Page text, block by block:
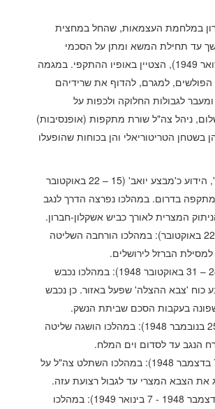
במלחמת העצמאות, שהחל במחצית
1948 ונמשך עד תחילת המשא ומתן על הסכמי
שביתת הנשק (פברואר 1949), הצטיין באופיו ההתקפי. במגמה
למגרם, להדוף את שרידיהם
לגבולות החלוקה ולכפות על
ניהל צה"ל שורת מתקפות (אופנסיבות)
בשטחן הטריטוריאלי והן בכוחות שהופעלו
'מבצע עשר המכות', הידוע כ'מבצע יואב' (15 – 22 באוקטובר
המתקפה בדרום. במהלכו נפרצה הדרך לנגב
המצרית לאורך כביש אשקלון-חברון.
'מבצע ההר' (19 – 22 באוקטובר): במהלכו הורחבה השליטה
הברזל לירושלים.
'מבצע חירם' (28/29 – 31 באוקטובר 1948): במהלכו נכבש
כוח 'צבא ההצלה' שפעל באזור. כן נכבש
בעקבות הסכם שביתת הנשק.
'מבצע לוט' (24 – 25 בנובמבר 1948): במהלכו הושגה שליטה
הנגב עד לסדום וים המלח.
'מבצע אסף' (5 – 7 בדצמבר 1948): במהלכו השתלט צה"ל על
את הצבא המצרי עד לגבול רצועת עזה.
'מבצע חורב' (22 בדצמבר 1948 - 7 בינואר 1949): במהלכו